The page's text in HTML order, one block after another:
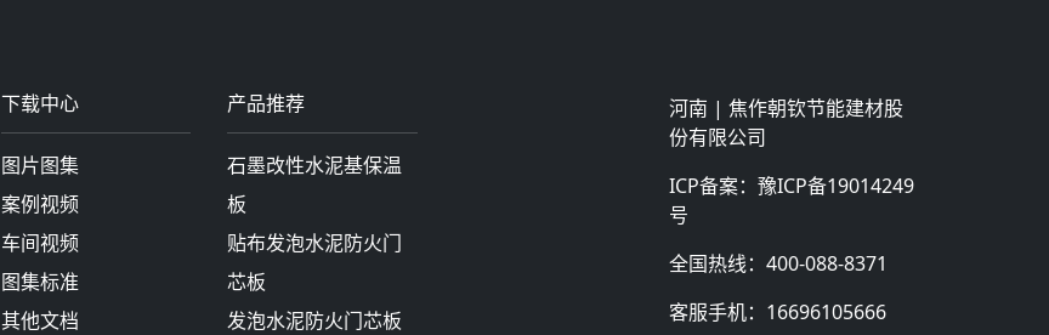
下载中心
图片图集
案例视频
车间视频
图集标准
其他文档
产品推荐
石墨改性水泥基保温
板
贴布发泡水泥防火门
芯板
发泡水泥防火门芯板
河南 | 焦作朝钦节能建材股
份有限公司
ICP备案： 豫ICP备19014249
号
全国热线： 400-088-8371
客服手机： 16696105666